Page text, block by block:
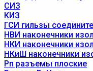
СИЗ
КИЗ
ГСИ гильзы
НВИ наконечники
НКИ наконечники
НКиШ наконечники
Рп разъемы плоские